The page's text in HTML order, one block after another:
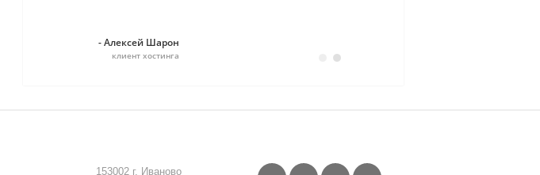
- Алексей Шарон
клиент хостинга
153002 г. Иваново